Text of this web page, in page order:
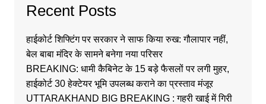
Recent Posts
हाईकोर्ट शिफ्टिंग पर सरकार ने साफ किया रुख: गौलापार नहीं,
बेल बाबा मंदिर के सामने बनेगा नया परिसर
BREAKING: धामी कैबिनेट के 15 बड़े फैसलों पर लगी मुहर,
हाईकोर्ट 30 हेक्टेयर भूमि उपलब्ध कराने का प्रस्ताव मंजूर
UTTARAKHAND BIG BREAKING : गहरी खाई में गिरी